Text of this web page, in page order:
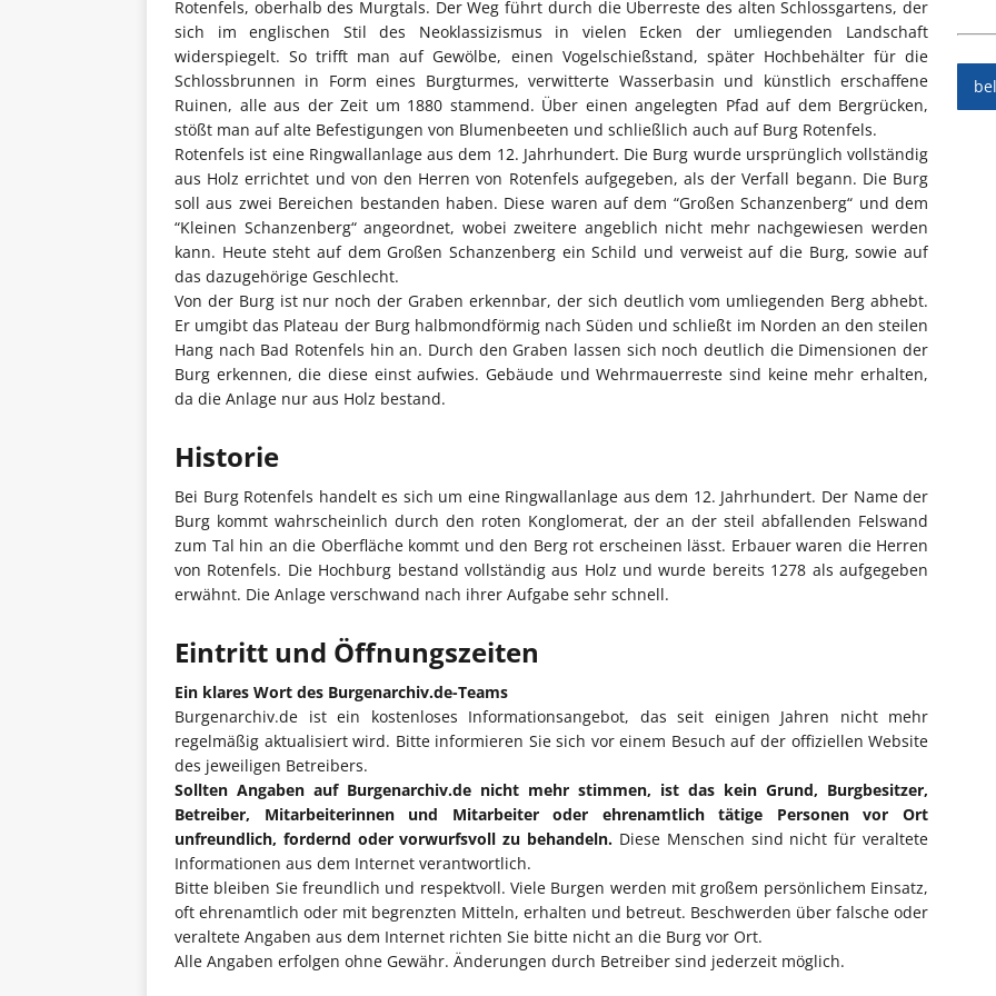
Rotenfels, oberhalb des Murgtals. Der Weg führt durch die Überreste des alten Schlossgartens, der
sich im englischen Stil des Neoklassizismus in vielen Ecken der umliegenden Landschaft
widerspiegelt. So trifft man auf Gewölbe, einen Vogelschießstand, später Hochbehälter für die
Schlossbrunnen in Form eines Burgturmes, verwitterte Wasserbasin und künstlich erschaffene
Ruinen, alle aus der Zeit um 1880 stammend. Über einen angelegten Pfad auf dem Bergrücken,
stößt man auf alte Befestigungen von Blumenbeeten und schließlich auch auf Burg Rotenfels.
Rotenfels ist eine Ringwallanlage aus dem 12. Jahrhundert. Die Burg wurde ursprünglich vollständig
aus Holz errichtet und von den Herren von Rotenfels aufgegeben, als der Verfall begann. Die Burg
soll aus zwei Bereichen bestanden haben. Diese waren auf dem “Großen Schanzenberg“ und dem
“Kleinen Schanzenberg“ angeordnet, wobei zweitere angeblich nicht mehr nachgewiesen werden
kann. Heute steht auf dem Großen Schanzenberg ein Schild und verweist auf die Burg, sowie auf
das dazugehörige Geschlecht.
Von der Burg ist nur noch der Graben erkennbar, der sich deutlich vom umliegenden Berg abhebt.
Er umgibt das Plateau der Burg halbmondförmig nach Süden und schließt im Norden an den steilen
Hang nach Bad Rotenfels hin an. Durch den Graben lassen sich noch deutlich die Dimensionen der
Burg erkennen, die diese einst aufwies. Gebäude und Wehrmauerreste sind keine mehr erhalten,
da die Anlage nur aus Holz bestand.
Historie
Bei Burg Rotenfels handelt es sich um eine Ringwallanlage aus dem 12. Jahrhundert. Der Name der
Burg kommt wahrscheinlich durch den roten Konglomerat, der an der steil abfallenden Felswand
zum Tal hin an die Oberfläche kommt und den Berg rot erscheinen lässt. Erbauer waren die Herren
von Rotenfels. Die Hochburg bestand vollständig aus Holz und wurde bereits 1278 als aufgegeben
erwähnt. Die Anlage verschwand nach ihrer Aufgabe sehr schnell.
Eintritt und Öffnungszeiten
Ein klares Wort des Burgenarchiv.de-Teams
Burgenarchiv.de ist ein kostenloses Informationsangebot, das seit einigen Jahren nicht mehr
regelmäßig aktualisiert wird. Bitte informieren Sie sich vor einem Besuch auf der offiziellen Website
des jeweiligen Betreibers.
Sollten Angaben auf Burgenarchiv.de nicht mehr stimmen, ist das kein Grund, Burgbesitzer,
Betreiber, Mitarbeiterinnen und Mitarbeiter oder ehrenamtlich tätige Personen vor Ort
unfreundlich, fordernd oder vorwurfsvoll zu behandeln. Diese Menschen sind nicht für veraltete
Informationen aus dem Internet verantwortlich.
Bitte bleiben Sie freundlich und respektvoll. Viele Burgen werden mit großem persönlichem Einsatz,
oft ehrenamtlich oder mit begrenzten Mitteln, erhalten und betreut. Beschwerden über falsche oder
veraltete Angaben aus dem Internet richten Sie bitte nicht an die Burg vor Ort.
Alle Angaben erfolgen ohne Gewähr. Änderungen durch Betreiber sind jederzeit möglich.